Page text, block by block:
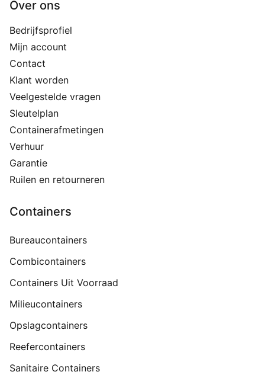
Over ons
Bedrijfsprofiel
Mijn account
Contact
Klant worden
Veelgestelde vragen
Sleutelplan
Containerafmetingen
Verhuur
Garantie
Ruilen en retourneren
Containers
Bureaucontainers
Combicontainers
Containers Uit Voorraad
Milieucontainers
Opslagcontainers
Reefercontainers
Sanitaire Containers